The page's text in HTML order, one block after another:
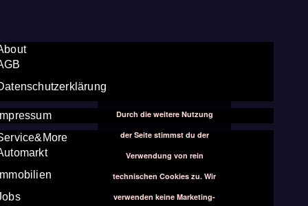
Durch die weitere Nutzung
der Seite stimmst du der
Verwendung von rein
technischen Cookies zu. Wir
verwenden keine Marketing-